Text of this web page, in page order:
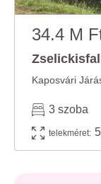
34.4 M
3 szoba
telekméret: